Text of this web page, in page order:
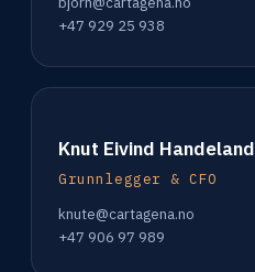
+47 929 25 938
Knut Eivind Handeland
Grunnlegger & CFO
knute@cartagena.no
+47 906 97 989